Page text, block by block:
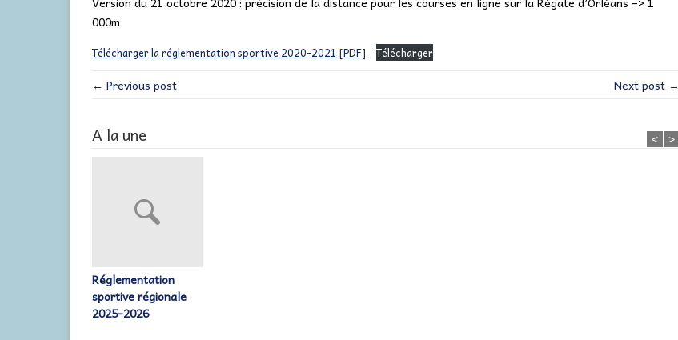
000m
Télécharger la réglementation sportive 2020-2021 [PDF] Télécharger
← Previous post Next post →
A la une
Réglementation
sportive régionale
2025-2026
< >